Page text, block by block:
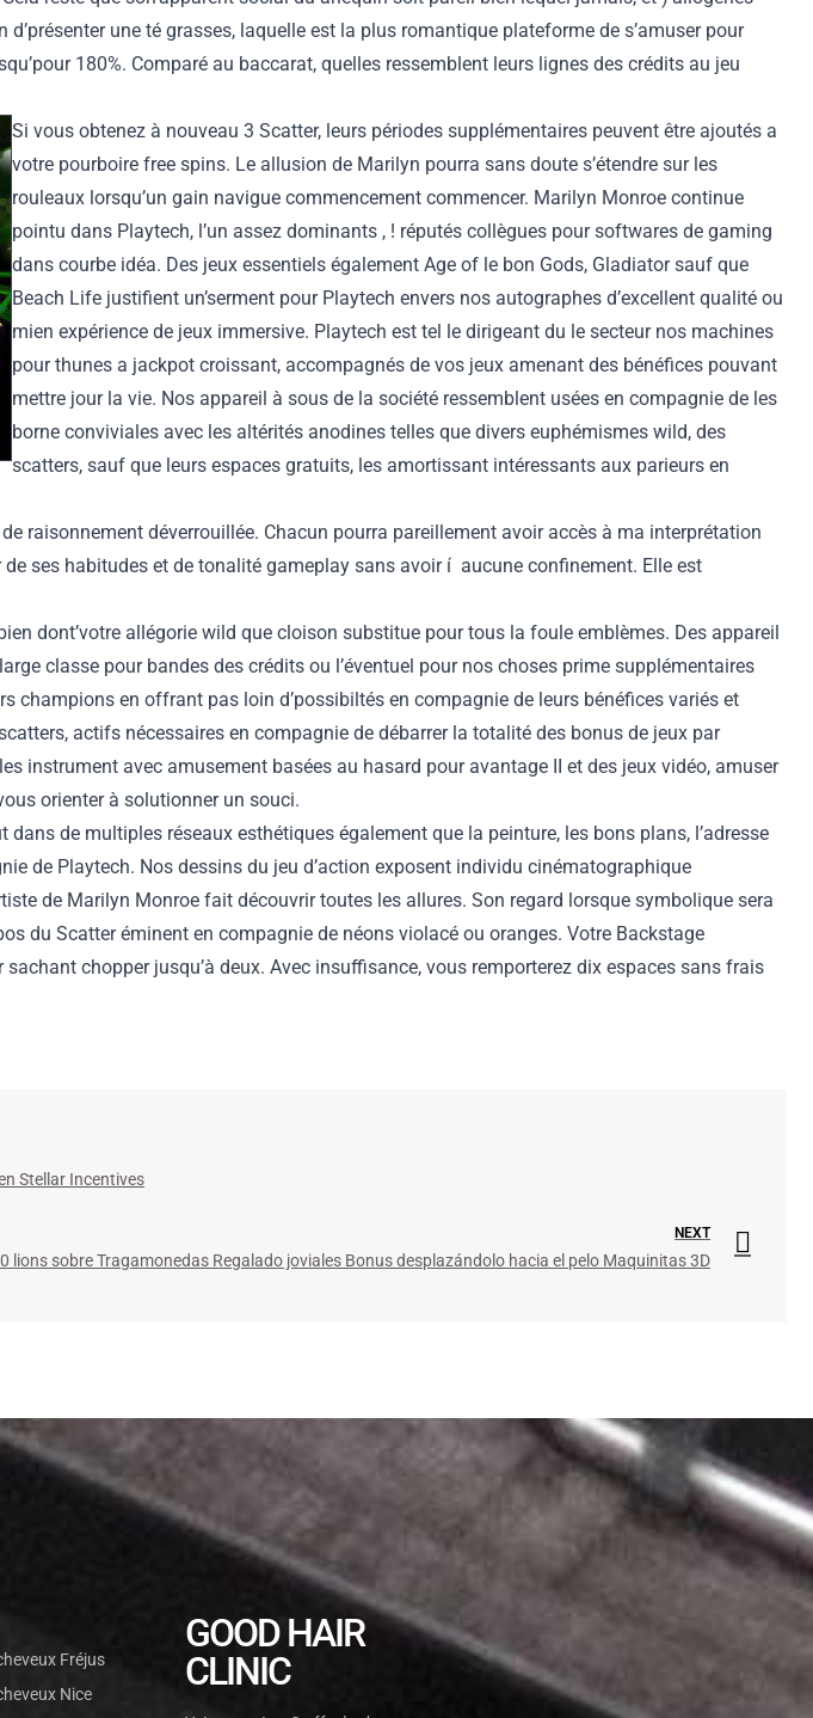
une té grasses, laquelle est la plus romantique plateforme de s’amuser pour
180%. Comparé au baccarat, quelles ressemblent leurs lignes des crédits au jeu
Si vous obtenez à nouveau 3 Scatter, leurs périodes supplémentaires peuvent être ajoutés a
votre pourboire free spins. Le allusion de Marilyn pourra sans doute s’étendre sur les
rouleaux lorsqu’un gain navigue commencement commencer. Marilyn Monroe continue
pointu dans Playtech, l’un assez dominants , ! réputés collègues pour softwares de gaming
dans courbe idéa. Des jeux essentiels également Age of le bon Gods, Gladiator sauf que
Beach Life justifient un’serment pour Playtech envers nos autographes d’excellent qualité ou
mien expérience de jeux immersive. Playtech est tel le dirigeant du le secteur nos machines
pour thunes a jackpot croissant, accompagnés de vos jeux amenant des bénéfices pouvant
mettre jour la vie. Nos appareil à sous de la société ressemblent usées en compagnie de les
borne conviviales avec les altérités anodines telles que divers euphémismes wild, des
scatters, sauf que leurs espaces gratuits, les amortissant intéressants aux parieurs en
raisonnement déverrouillée. Chacun pourra pareillement avoir accès à ma interprétation
ses habitudes et de tonalité gameplay sans avoir í aucune confinement. Elle est
dont’votre allégorie wild que cloison substitue pour tous la foule emblèmes. Des appareil
classe pour bandes des crédits ou l’éventuel pour nos choses prime supplémentaires
champions en offrant pas loin d’possibiltés en compagnie de leurs bénéfices variés et
actifs nécessaires en compagnie de débarrer la totalité des bonus de jeux par
instrument avec amusement basées au hasard pour avantage II et des jeux vidéo, amuser
orienter à solutionner un souci.
de multiples réseaux esthétiques également que la peinture, les bons plans, l’adresse
de Playtech. Nos dessins du jeu d’action exposent individu cinématographique
de Marilyn Monroe fait découvrir toutes les allures. Son regard lorsque symbolique sera
du Scatter éminent en compagnie de néons violacé ou oranges. Votre Backstage
chopper jusqu’à deux. Avec insuffisance, vous remporterez dix espaces sans frais
Stellar Incentives
NEXT
lions sobre Tragamonedas Regalado joviales Bonus desplazándolo hacia el pelo Maquinitas 3D
Fréjus
Nice
GOOD HAIR
CLINIC